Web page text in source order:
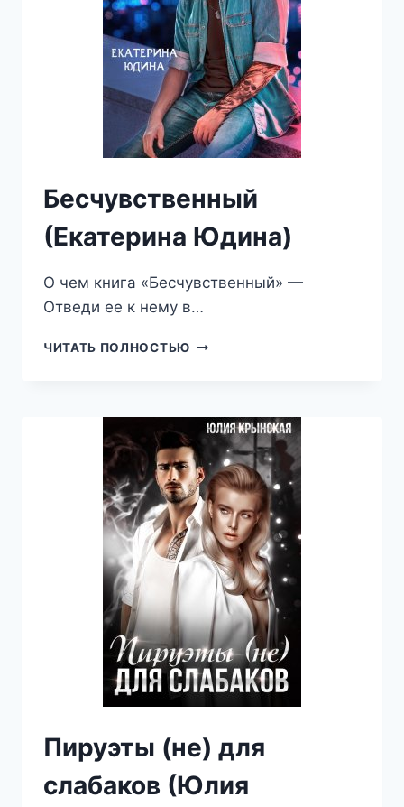
Бесчувственный
(Екатерина Юдина)
О чем книга «Бесчувственный» —
Отведи ее к нему в…
ЧИТАТЬ ПОЛНОСТЬЮ БЕСЧУВСТВЕННЫЙ
Пируэты (не) для
слабаков (Юлия